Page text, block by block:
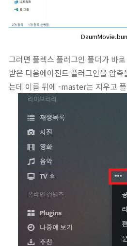
그러면 플렉스 플러그인 폴더가 바
받은 다음에이전트 플러그인을 압
는데 이름 뒤에 -master는 지우고